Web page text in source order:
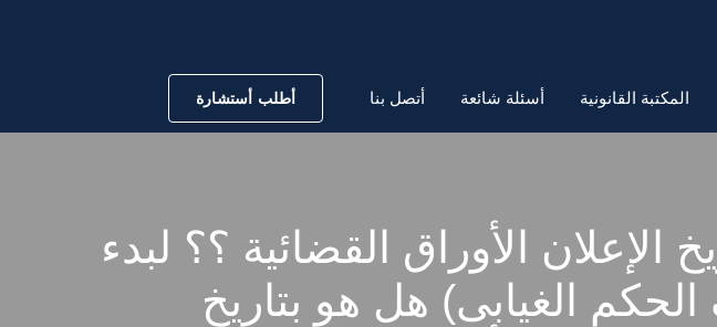
المكتبة القانونية أسئلة شائعة أتصل بنا أطلب أستشارة
الإعلان الأوراق القضائية ؟؟ لبدء
الحكم الغيابى) هل هو بتاريخ